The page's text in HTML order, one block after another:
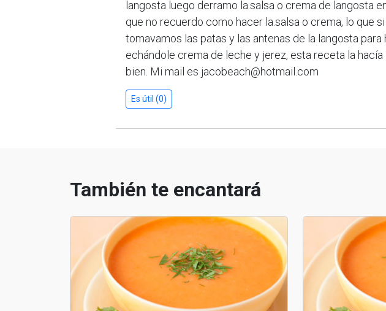
langosta luego derramo la.salsa o crema de langosta
que no recuerdo como hacer la.salsa o crema, lo que
tomavamos las patas y las antenas de la langosta
echándole crema de leche y jerez, esta receta la
bien. Mi mail es jacobeach@hotmail.com
Es útil (0)
También te encantará